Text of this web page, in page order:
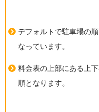
デフォルトで駐車場の
なっています。
料金表の上部にある上
順となります。